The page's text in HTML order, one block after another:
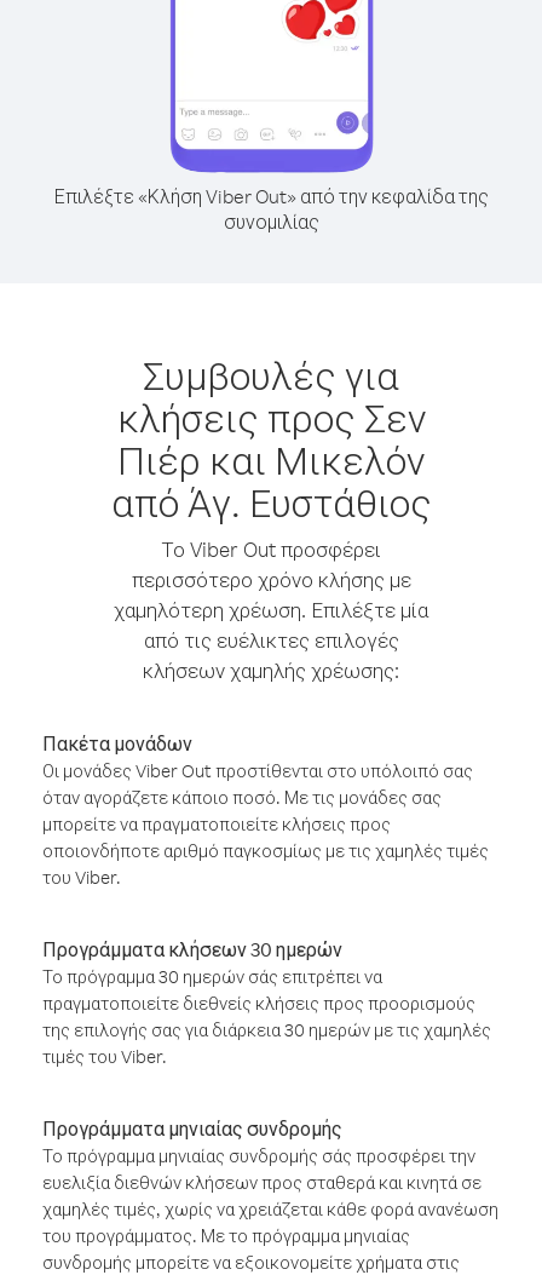
Επιλέξτε «Κλήση Viber Out» από την κεφαλίδα της
συνομιλίας
Συμβουλές για
κλήσεις προς Σεν
Πιέρ και Μικελόν
από Άγ. Ευστάθιος
Το Viber Out προσφέρει
περισσότερο χρόνο κλήσης με
χαμηλότερη χρέωση. Επιλέξτε μία
από τις ευέλικτες επιλογές
κλήσεων χαμηλής χρέωσης:
Πακέτα μονάδων
Οι μονάδες Viber Out προστίθενται στο υπόλοιπό σας
όταν αγοράζετε κάποιο ποσό. Με τις μονάδες σας
μπορείτε να πραγματοποιείτε κλήσεις προς
οποιονδήποτε αριθμό παγκοσμίως με τις χαμηλές τιμές
του Viber.
Προγράμματα κλήσεων 30 ημερών
Το πρόγραμμα 30 ημερών σάς επιτρέπει να
πραγματοποιείτε διεθνείς κλήσεις προς προορισμούς
της επιλογής σας για διάρκεια 30 ημερών με τις χαμηλές
τιμές του Viber.
Προγράμματα μηνιαίας συνδρομής
Το πρόγραμμα μηνιαίας συνδρομής σάς προσφέρει την
ευελιξία διεθνών κλήσεων προς σταθερά και κινητά σε
χαμηλές τιμές, χωρίς να χρειάζεται κάθε φορά ανανέωση
του προγράμματος. Με το πρόγραμμα μηνιαίας
συνδρομής μπορείτε να εξοικονομείτε χρήματα στις